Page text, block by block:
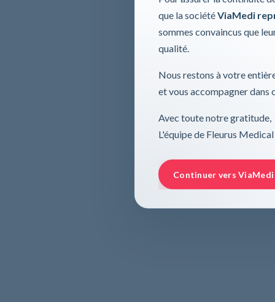
que la sociétéViaMedi
sommes convaincus que
qualité.
Nous restons à votre
et vous accompagner dans
Avec toute notre gratitude,
L'équipe de Fleurus Medical
Continuer vers ViaMedi